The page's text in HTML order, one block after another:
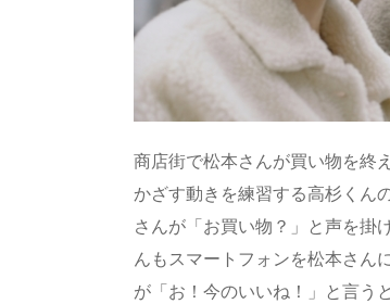
商店街で松本さんが買い物を終
かざす動きを練習する高杉くん
さんが「お買い物？」と声を掛
んもスマートフォンを松本さん
が「お！今のいいね！」と言う